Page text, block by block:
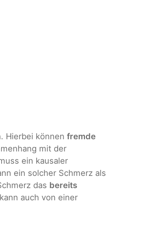
Hierbei können fremde
mit der
ein kausaler
ein solcher Schmerz als
das bereits
auch von einer